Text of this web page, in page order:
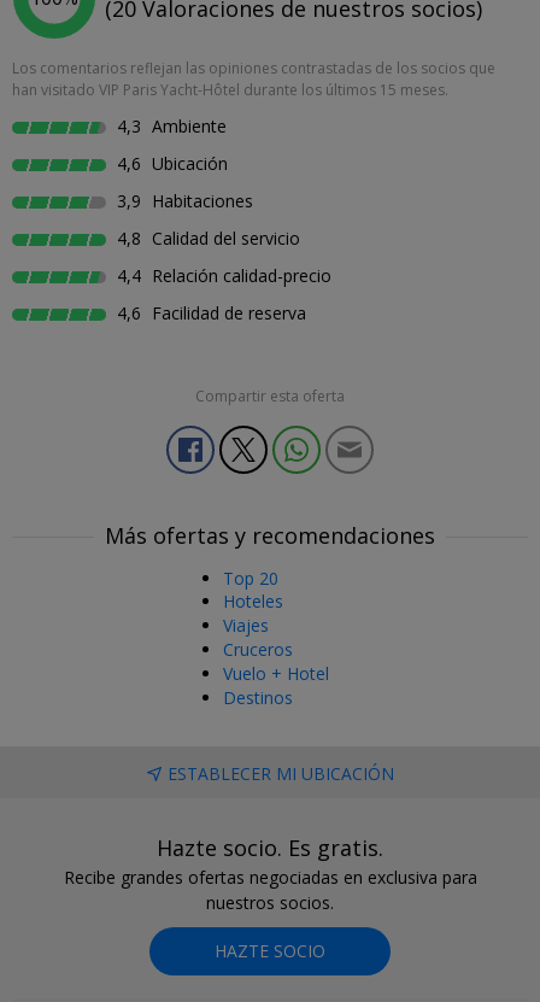
(20 Valoraciones de nuestros socios)
Los comentarios reflejan las opiniones contrastadas de los socios que
han visitado VIP Paris Yacht-Hôtel durante los últimos 15 meses.
4,3 Ambiente
4,6 Ubicación
3,9
Habitaciones
4,8 Calidad del servicio
4,4 Relación calidad-precio
4,6
Facilidad de reserva
Compartir esta oferta
Más ofertas y recomendaciones
Top 20
Hoteles
Viajes
Cruceros
Vuelo + Hotel
Destinos
ESTABLECER MI UBICACIÓN
Hazte socio. Es gratis.
Recibe grandes ofertas negociadas en exclusiva para
nuestros socios.
HAZTE SOCIO